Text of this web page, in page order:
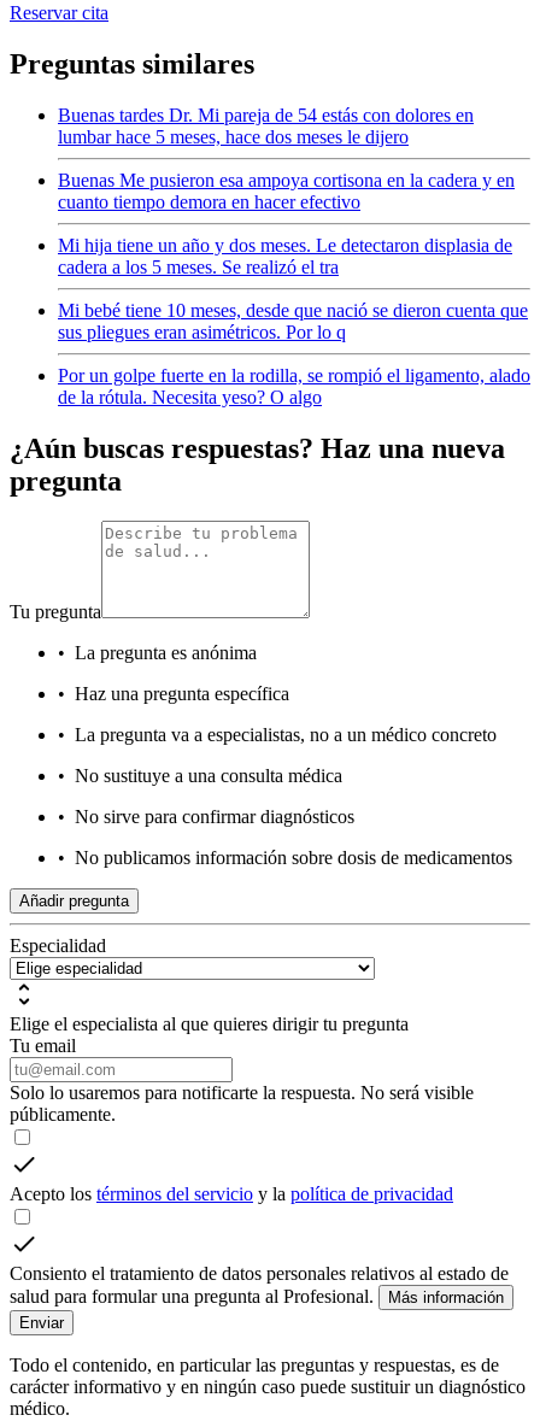
Reservar cita
Preguntas similares
Buenas tardes Dr. Mi pareja de 54 estás con dolores en
lumbar hace 5 meses, hace dos meses le dijero
Buenas Me pusieron esa ampoya cortisona en la cadera y en
cuanto tiempo demora en hacer efectivo
Mi hija tiene un año y dos meses. Le detectaron displasia de
cadera a los 5 meses. Se realizó el tra
Mi bebé tiene 10 meses, desde que nació se dieron cuenta que
sus pliegues eran asimétricos. Por lo q
Por un golpe fuerte en la rodilla, se rompió el ligamento, alado
de la rótula. Necesita yeso? O algo
¿Aún buscas respuestas? Haz una nueva
pregunta
Tu pregunta
• La pregunta es anónima
• Haz una pregunta específica
• La pregunta va a especialistas, no a un médico concreto
• No sustituye a una consulta médica
• No sirve para confirmar diagnósticos
• No publicamos información sobre dosis de medicamentos
Añadir pregunta
Especialidad
Elige el especialista al que quieres dirigir tu pregunta
Tu email
Solo lo usaremos para notificarte la respuesta. No será visible
públicamente.
Acepto los términos del servicio y la política de privacidad
Consiento el tratamiento de datos personales relativos al estado de
salud para formular una pregunta al Profesional.
Más información
Enviar
Todo el contenido, en particular las preguntas y respuestas, es de
carácter informativo y en ningún caso puede sustituir un diagnóstico
médico.